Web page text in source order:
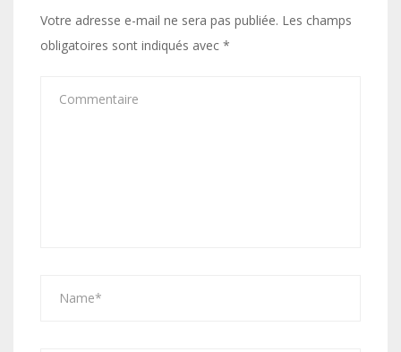
Votre adresse e-mail ne sera pas publiée. Les champs
obligatoires sont indiqués avec *